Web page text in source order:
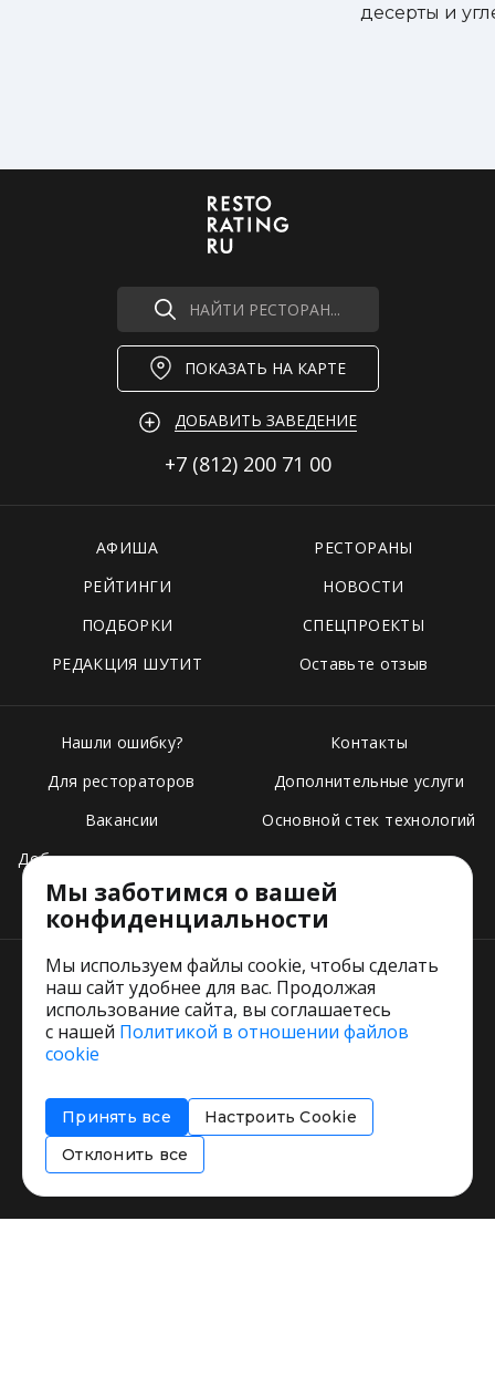
десерты и
НАЙТИ РЕСТОРАН...
ПОКАЗАТЬ НА КАРТЕ
ДОБАВИТЬ ЗАВЕДЕНИЕ
+7 (812) 200 71 00
АФИША
РЕСТОРАНЫ
РЕЙТИНГИ
НОВОСТИ
ПОДБОРКИ
СПЕЦПРОЕКТЫ
РЕДАКЦИЯ ШУТИТ
Оставьте отзыв
Нашли ошибку?
Для рестораторов
Вакансии
Добавить свое заведение
Тарифы
Контакты
Дополнительные услуги
Основной стек технологий
Пользовательское соглашение
Соглашение об информировании
Политика использования cookies
Мы заботимся о вашей
конфиденциальности
Мы используем файлы cookie, чтобы сделать
наш сайт удобнее для вас. Продолжая
использование сайта, вы соглашаетесь
с нашей Политикой в отношении файлов
cookie
Принять все
Настроить Cookie
Отклонить все